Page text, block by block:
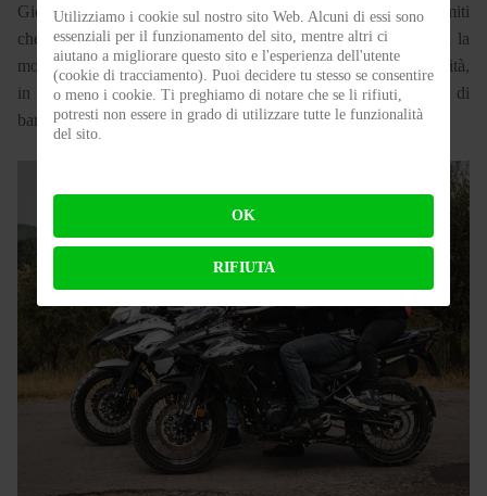
Giorni intensi dove non sono esistite barriere, ma solo alcuni limiti
che tutti insieme hanno cercato di oltrepassare. Giorni in cui la
moto è diventato uno strumento per abbattere diversità e disabilità,
in sella c'erano solo pilota e passeggero senza nessun tipo di
barriera.
Utilizziamo i cookie sul nostro sito Web. Alcuni di essi sono
essenziali per il funzionamento del sito, mentre altri ci
aiutano a migliorare questo sito e l'esperienza dell'utente
(cookie di tracciamento). Puoi decidere tu stesso se consentire
o meno i cookie. Ti preghiamo di notare che se li rifiuti,
potresti non essere in grado di utilizzare tutte le funzionalità
del sito.
OK
RIFIUTA